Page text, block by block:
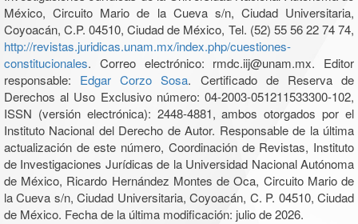
México, Circuito Mario de la Cueva s/n, Ciudad Universitaria,
Coyoacán, C.P. 04510, Ciudad de México, Tel. (52) 55 56 22 74 74,
http://revistas.juridicas.unam.mx/index.php/cuestiones-
constitucionales. Correo electrónico: rmdc.iij@unam.mx. Editor
responsable: Edgar Corzo Sosa. Certificado de Reserva de
Derechos al Uso Exclusivo número: 04-2003-051211533300-102,
ISSN (versión electrónica): 2448-4881, ambos otorgados por el
Instituto Nacional del Derecho de Autor. Responsable de la última
actualización de este número, Coordinación de Revistas, Instituto
de Investigaciones Jurídicas de la Universidad Nacional Autónoma
de México, Ricardo Hernández Montes de Oca, Circuito Mario de
la Cueva s/n, Ciudad Universitaria, Coyoacán, C. P. 04510, Ciudad
de México. Fecha de la última modificación: julio de 2026.